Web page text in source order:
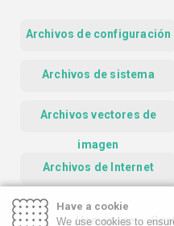
Archivos de configuración
Archivos de sistema
Archivos vectores de
imagen
Archivos de Internet
Homepage
Have a cookie
We use cookies to